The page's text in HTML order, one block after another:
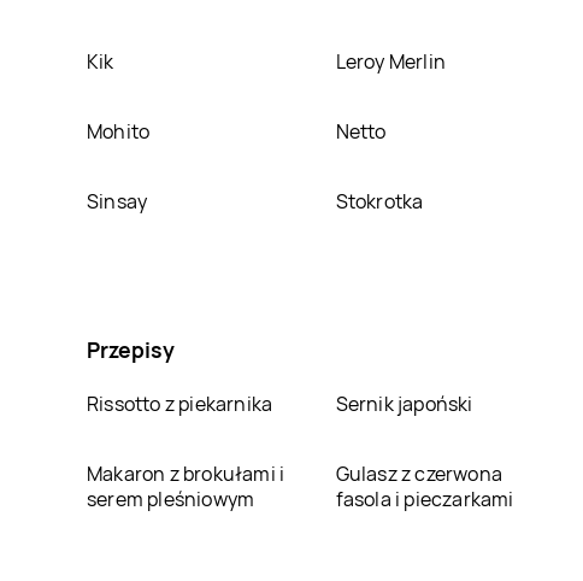
Kik Leroy Merlin
Mohito Netto
Sinsay Stokrotka
Przepisy
Rissotto z piekarnika Sernik japoński
Makaron z brokułami i
serem pleśniowym
Gulasz z czerwona
fasola i pieczarkami